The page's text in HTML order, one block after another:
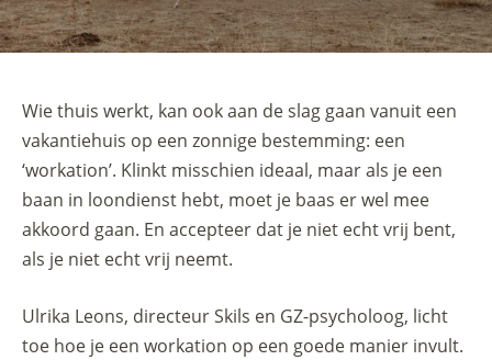
Wie thuis werkt, kan ook aan de slag gaan vanuit een
vakantiehuis op een zonnige bestemming: een
‘workation’. Klinkt misschien ideaal, maar als je een
baan in loondienst hebt, moet je baas er wel mee
akkoord gaan. En accepteer dat je niet echt vrij bent,
als je niet echt vrij neemt.
Ulrika Leons, directeur Skils en GZ-psycholoog, licht
toe hoe je een workation op een goede manier invult.